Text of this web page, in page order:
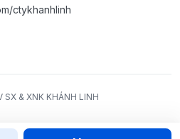
ctykhanhlinh
& XNK KHÁNH LINH